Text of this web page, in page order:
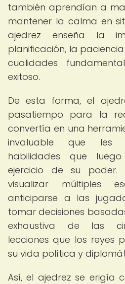
también aprendían a
mantener la calma en
ajedrez enseña la
planificación, la
cualidades
exitoso.
De esta forma, el
pasatiempo para la
convertía en una
invaluable que les
habilidades que
ejercicio de su
visualizar múltiples
anticiparse a las
tomar decisiones
exhaustiva de las
lecciones que los reyes
su vida política y
Así, el ajedrez se erigía